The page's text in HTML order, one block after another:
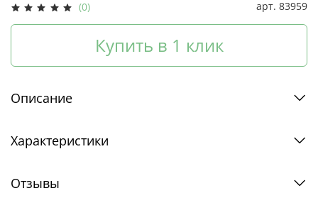
(0) арт. 83959
Купить в 1 клик
Описание
Характеристики
Отзывы